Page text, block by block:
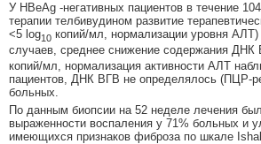
У HBeAg -негативных пациентов в течение
терапии телбивудином развитие
<5 log10 копий/мл, нормализации уровня
случаев, среднее снижение содержания ДНК
копий/мл, нормализация активности АЛТ
пациентов, ДНК ВГВ не определялось (ПЦР-
больных.
По данным биопсии на 52 неделе лечения
выраженности воспаления у 71% больных и
имеющихся признаков фиброза по шкале